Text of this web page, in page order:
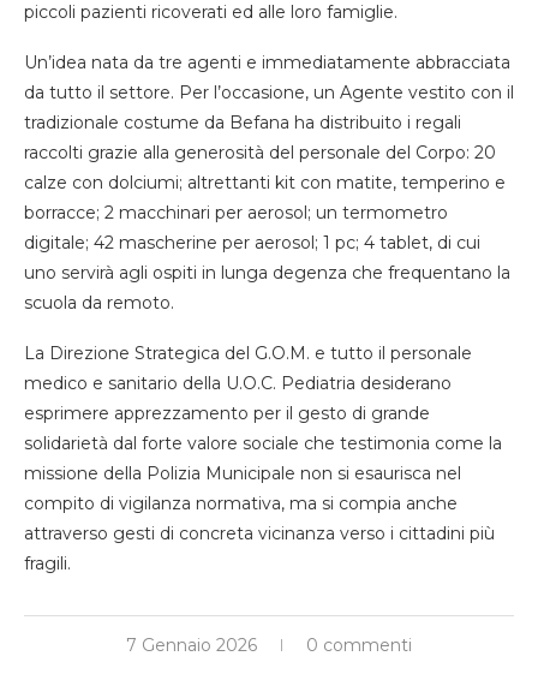
piccoli pazienti ricoverati ed alle loro famiglie.
Un’idea nata da tre agenti e immediatamente abbracciata
da tutto il settore. Per l’occasione, un Agente vestito con il
tradizionale costume da Befana ha distribuito i regali
raccolti grazie alla generosità del personale del Corpo: 20
calze con dolciumi; altrettanti kit con matite, temperino e
borracce; 2 macchinari per aerosol; un termometro
digitale; 42 mascherine per aerosol; 1 pc; 4 tablet, di cui
uno servirà agli ospiti in lunga degenza che frequentano la
scuola da remoto.
La Direzione Strategica del G.O.M. e tutto il personale
medico e sanitario della U.O.C. Pediatria desiderano
esprimere apprezzamento per il gesto di grande
solidarietà dal forte valore sociale che testimonia come la
missione della Polizia Municipale non si esaurisca nel
compito di vigilanza normativa, ma si compia anche
attraverso gesti di concreta vicinanza verso i cittadini più
fragili.
7 Gennaio 2026 0 commenti